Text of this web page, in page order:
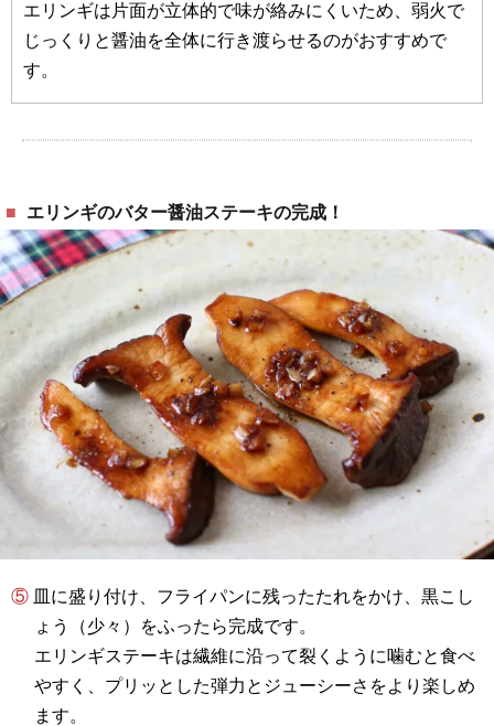
エリンギは片面が立体的で味が絡みにくいため、弱火で
じっくりと醤油を全体に行き渡らせるのがおすすめで
す。
エリンギのバター醤油ステーキの完成！
⑤ 皿に盛り付け、フライパンに残ったたれをかけ、黒こし
ょう（少々）をふったら完成です。
エリンギステーキは繊維に沿って裂くように噛むと食べ
やすく、プリッとした弾力とジューシーさをより楽しめ
ます。